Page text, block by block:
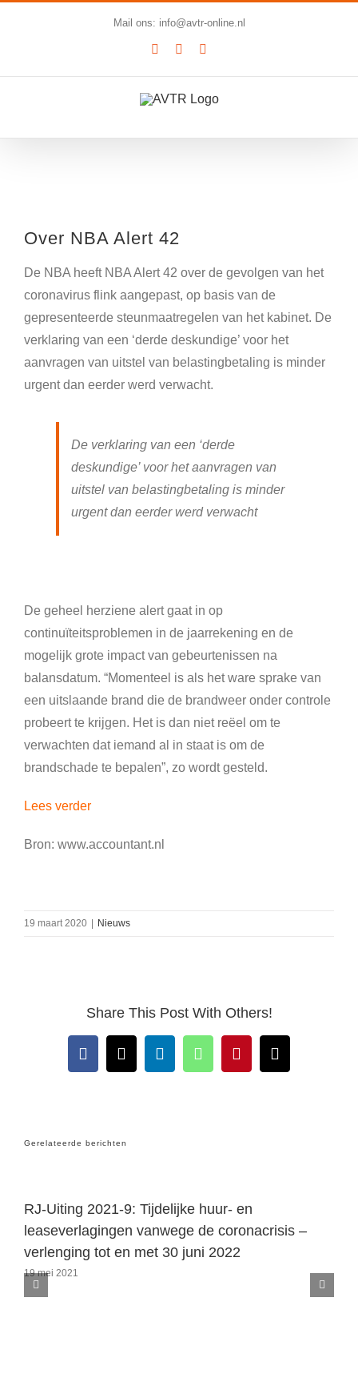
Mail ons: info@avtr-online.nl
YouTubeLinkedIn
grotere
Over NBA Alert 42
De NBA heeft NBA Alert 42 over de gevolgen van het
coronavirus flink aangepast, op basis van de
gepresenteerde steunmaatregelen van het kabinet. De
verklaring van een ‘derde deskundige’ voor het
aanvragen van uitstel van belastingbetaling is minder
urgent dan eerder werd verwacht.
De verklaring van een ‘derde
deskundige’ voor het aanvragen van
uitstel van belastingbetaling is minder
urgent dan eerder werd verwacht
De geheel herziene alert gaat in op
continuïteitsproblemen in de jaarrekening en de
mogelijk grote impact van gebeurtenissen na
balansdatum. “Momenteel is als het ware sprake van
een uitslaande brand die de brandweer onder controle
probeert te krijgen. Het is dan niet reëel om te
verwachten dat iemand al in staat is om de
brandschade te bepalen”, zo wordt gesteld.
Lees verder
Bron: www.accountant.nl
19 maart 2020 Nieuws
Share This Post With Others!
Facebook
X LinkedInWhatsAppPinterest
E-
mail
Gerelateerde berichten
RJ-Uiting 2021-9: Tijdelijke huur- en
leaseverlagingen vanwege de coronacrisis –
verlenging tot en met 30 juni 2022
19 mei 2021